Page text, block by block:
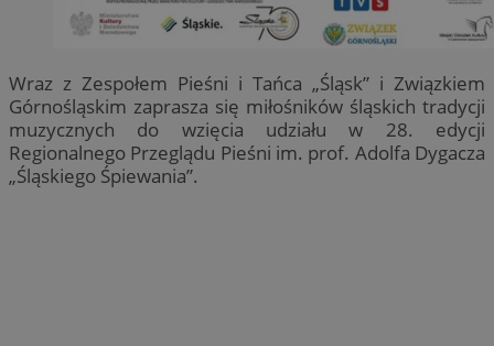
Wraz z Zespołem Pieśni i Tańca „Śląsk” i Związkiem
Górnośląskim zaprasza się miłośników śląskich tradycji
muzycznych do wzięcia udziału w 28. edycji
Regionalnego Przeglądu Pieśni im. prof. Adolfa Dygacza
„Śląskiego Śpiewania”.